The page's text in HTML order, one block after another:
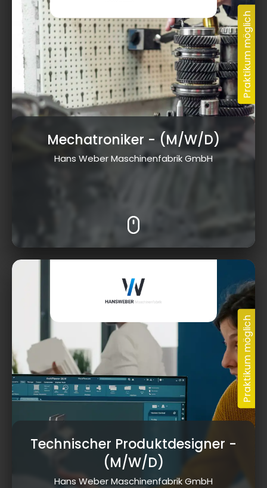
Mechatroniker - (M/W/D)
Hans Weber Maschinenfabrik GmbH
Technischer Produktdesigner -
(M/W/D)
Hans Weber Maschinenfabrik GmbH